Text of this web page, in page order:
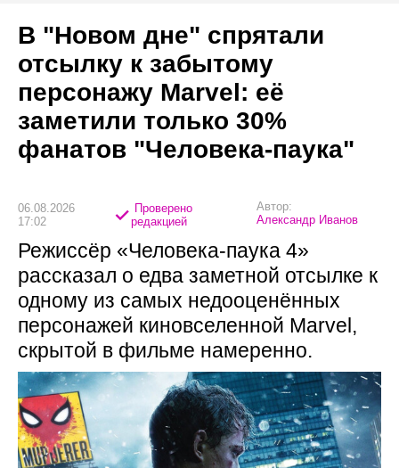
В "Новом дне" спрятали
отсылку к забытому
персонажу Marvel: её
заметили только 30%
фанатов "Человека-паука"
06.08.2026
17:02
Проверено
редакцией
Автор:
Александр Иванов
Режиссёр «Человека-паука 4»
рассказал о едва заметной отсылке к
одному из самых недооценённых
персонажей киновселенной Marvel,
скрытой в фильме намеренно.